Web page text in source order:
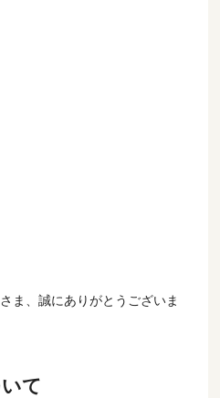
ま、誠にありがとうございま
て